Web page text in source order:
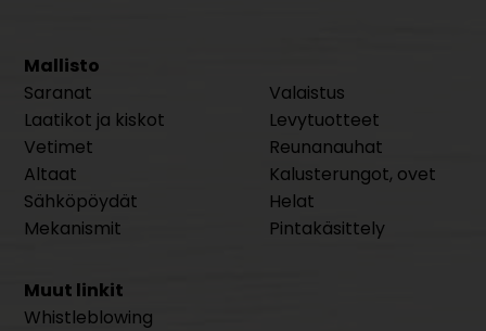
Mallisto
Saranat
Laatikot ja kiskot
Vetimet
Altaat
Sähköpöydät
Mekanismit
Valaistus
Levytuotteet
Reunanauhat
Kalusterungot, ovet
Helat
Pintakäsittely
Muut linkit
Whistleblowing